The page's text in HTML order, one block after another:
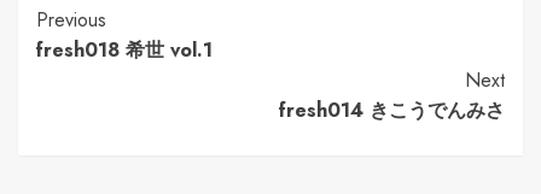
Continue
Reading
Previous
fresh018 希世 vol.1
Next
fresh014 きこうでんみさ